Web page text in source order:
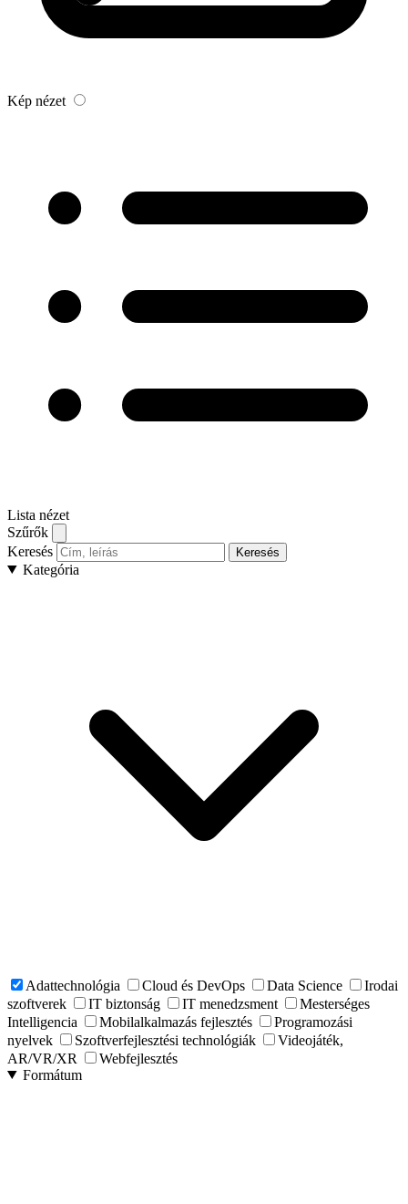
Kép nézet
Lista nézet
Szűrők
Keresés
Keresés
Kategória
Adattechnológia Cloud és DevOps Data Science
Irodai
szoftverek
IT biztonság IT menedzsment
Mesterséges
Intelligencia
Mobilalkalmazás fejlesztés
Programozási
nyelvek
Szoftverfejlesztési technológiák
Videojáték,
AR/VR/XR
Webfejlesztés
Formátum